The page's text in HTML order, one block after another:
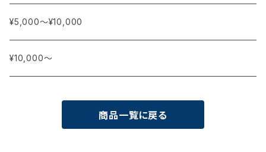
¥5,000〜¥10,000
¥10,000〜
商品一覧に戻る